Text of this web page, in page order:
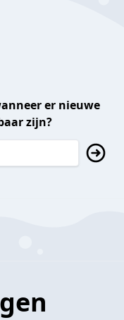
er nieuwe
zijn?